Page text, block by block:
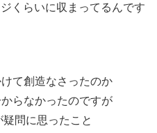
くらいに収まってるんです
て創造なさったのか
らなかったのですが
問に思ったこと